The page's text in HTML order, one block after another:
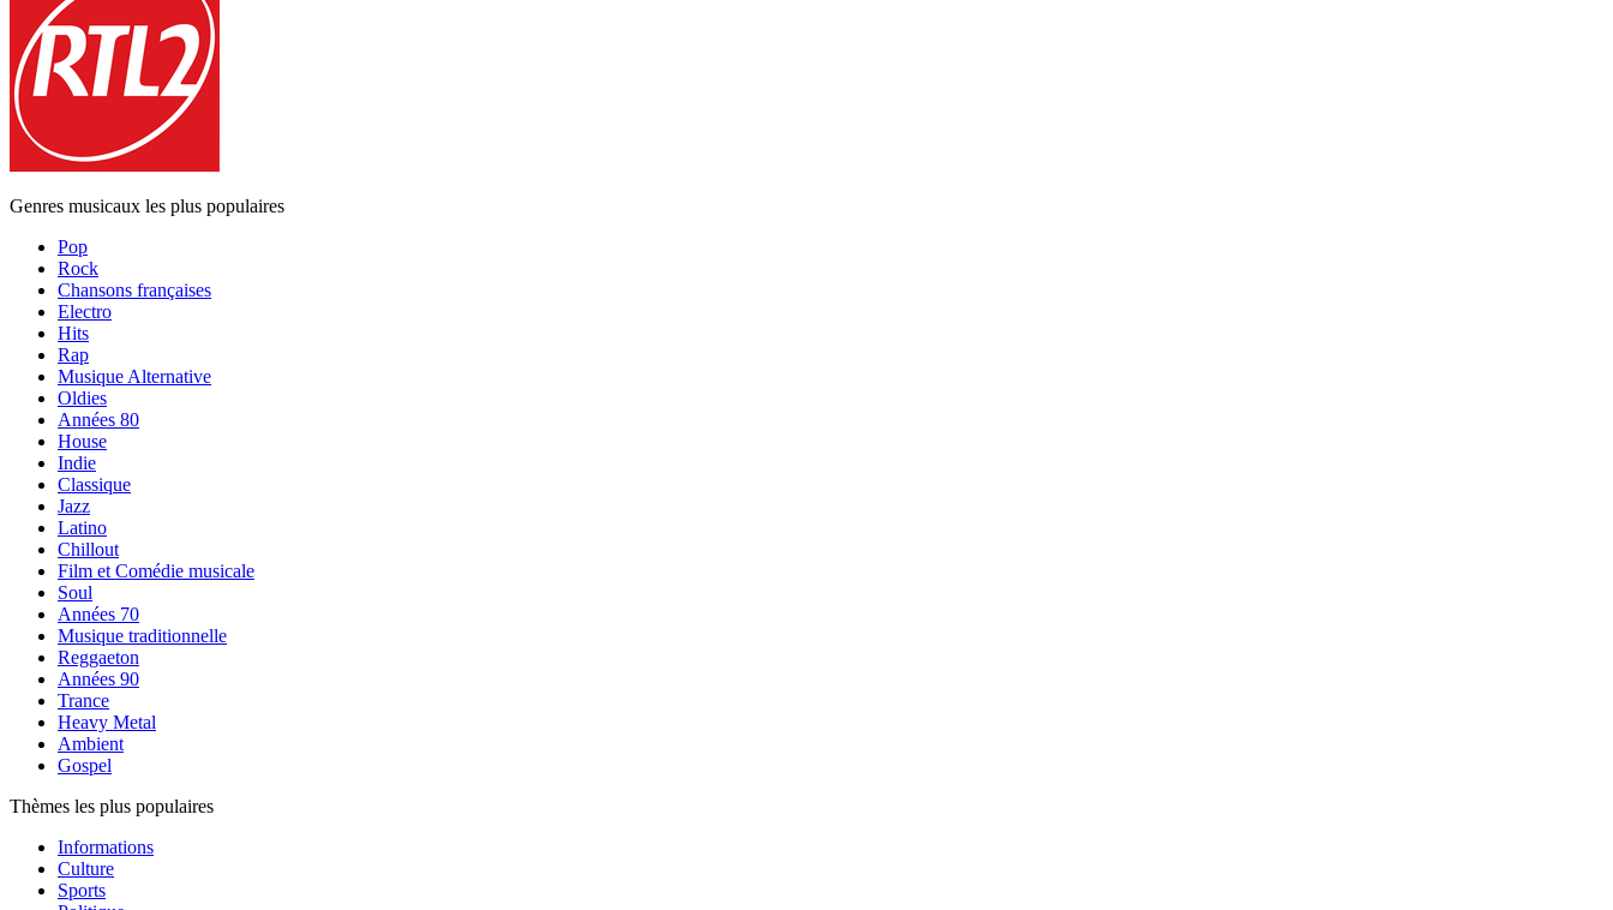
Genres musicaux les plus populaires
Pop
Rock
Chansons françaises
Electro
Hits
Rap
Musique Alternative
Oldies
Années 80
House
Indie
Classique
Jazz
Latino
Chillout
Film et Comédie musicale
Soul
Années 70
Musique traditionnelle
Reggaeton
Années 90
Trance
Heavy Metal
Ambient
Gospel
Thèmes les plus populaires
Informations
Culture
Sports